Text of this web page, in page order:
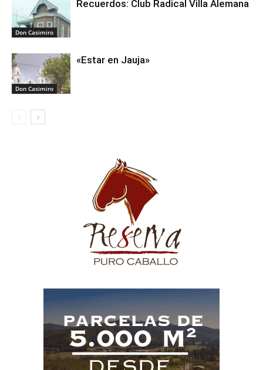
Don Casimiro
Recuerdos: Club Radical Villa Alemana
Don Casimiro
«Estar en Jauja»